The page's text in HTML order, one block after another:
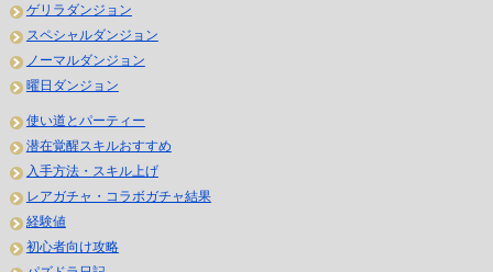
ゲリラダンジョン
スペシャルダンジョン
ノーマルダンジョン
曜日ダンジョン
使い道とパーティー
潜在覚醒スキルおすすめ
入手方法・スキル上げ
レアガチャ・コラボガチャ結果
経験値
初心者向け攻略